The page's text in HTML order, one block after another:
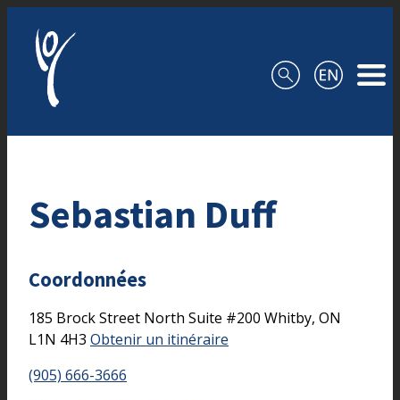
Sebastian Duff
Coordonnées
185 Brock Street North Suite #200 Whitby, ON
L1N 4H3 Obtenir un itinéraire
(905) 666-3666